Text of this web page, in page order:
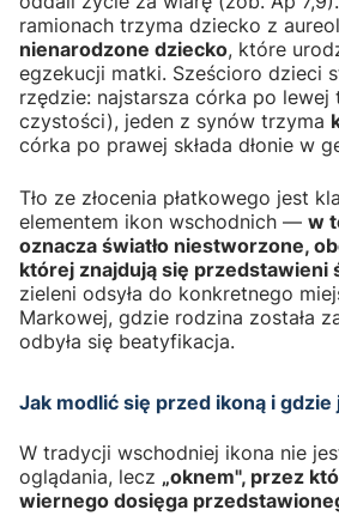
ramionach trzyma dziecko z
nienarodzone dziecko, które
egzekucji matki. Sześcioro dzieci
rzędzie: najstarsza córka po lewej
czystości), jeden z synów trzyma
córka po prawej składa dłonie w
Tło ze złocenia płatkowego jest
elementem ikon wschodnich — w
oznacza światło niestworzone,
której znajdują się przedstawieni
zieleni odsyła do konkretnego
Markowej, gdzie rodzina została
odbyła się beatyfikacja.
Jak modlić się przed ikoną i gdzie
W tradycji wschodniej ikona nie
oglądania, lecz „oknem", przez
wiernego dosięga